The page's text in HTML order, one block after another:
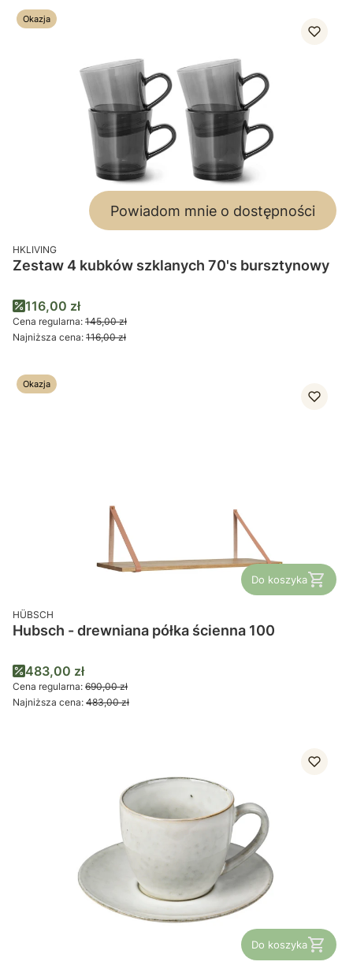
Okazja
Powiadom mnie o dostępności
PRODUCENT
HKLIVING
Zestaw 4 kubków szklanych 70's bursztynowy
Cena promocyjna
116,00 zł
Cena regularna: 145,00 zł
Najniższa cena: 116,00 zł
Okazja
Do koszyka
PRODUCENT
HÜBSCH
Hubsch - drewniana półka ścienna 100
Cena promocyjna
483,00 zł
Cena regularna: 690,00 zł
Najniższa cena: 483,00 zł
Do koszyka